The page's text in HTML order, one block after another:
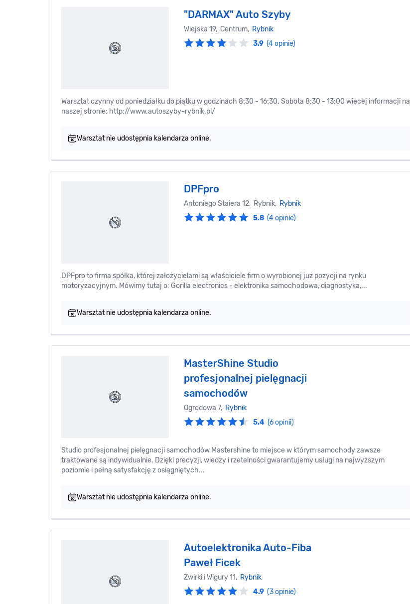
"DARMAX" Auto Szyby
Wiejska 19, Centrum, Rybnik
3.9 (4 opinie)
Warsztat czynny od poniedziałku do piątku w godzinach 8:30 - 16:30. Sobota 8:30 - 13:00 więcej informacji na
naszej stronie: http://www.autoszyby-rybnik.pl/
Warsztat nie udostępnia kalendarza online.
DPFpro
Antoniego Staiera 12, Rybnik, Rybnik
5.8 (4 opinie)
DPFpro to firma spółka, której założycielami są właściciele firm o wyrobionej już pozycji na rynku
motoryzacyjnym. Mówimy tutaj o: Gorilla electronics - elektronika samochodowa, diagnostyka,...
Warsztat nie udostępnia kalendarza online.
MasterShine Studio
profesjonalnej pielęgnacji
samochodów
Ogrodowa 7, Rybnik
5.4 (6 opinii)
Studio profesjonalnej pielęgnacji samochodów Mastershine to miejsce w którym samochody zawsze
traktowane są indywidualnie. Dzięki precyzji, wiedzy i rzetelności gwarantujemy usługi na najwyższym
poziomie i pełną satysfakcję z osiągniętych...
Warsztat nie udostępnia kalendarza online.
Autoelektronika Auto-Fiba
Paweł Ficek‎
Żwirki i Wigury 11, Rybnik
4.9 (3 opinie)